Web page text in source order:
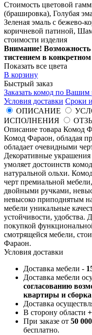
Стоимость цветовой
(брашировка), Голубая
Зеленая эмаль с бежево-
коричневой патиной,
стоимости изделия
Внимание! Возможность
тистением в
Показать все цвета
В корзину
Быстрый заказ
Заказать комод по Вашим
Условия доставки Сроки
ОПИСАНИЕ
ИСПОЛНЕНИЯ
Описание товара Комод
Комод Фараон, обладая
обладает очевидными
Декоративные
умоляет достоинств
натуральной ольхи.
черт премиальной
двойными ручками,
невысоко приподнятым
мебели уникальные
устойчивости, удобства.
покупкой
смотрящейся мебели,
Фараон.
Условия доставки
Доставка мебели -
Доставка мебели
согласованию
квартиры и
Доставка
В сторону области
При заказе от 50
бесплатно.